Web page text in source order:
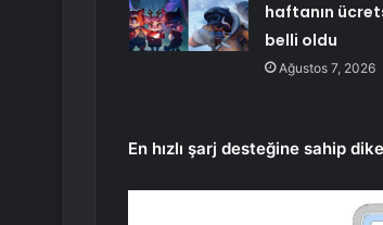
haftanın
belli oldu
Ağustos 7, 2026
En hızlı şarj desteğine sahip